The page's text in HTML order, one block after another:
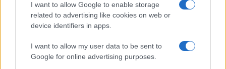
I want to allow Google to enable storage
related to advertising like cookies on web or
device identifiers in apps.
I want to allow my user data to be sent to
Google for online advertising purposes.